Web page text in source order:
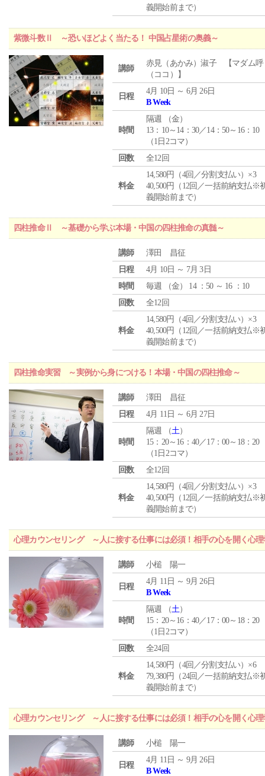
義開始前まで）
紫微斗数Ⅱ ～恐いほどよく当たる！ 中国占星術の奥義～
講師
赤見（あかみ）淑子 【マダム呼
（ココ）】
日程
4月 10日 ～ 6月 26日
B Week
時間
隔週 （金）
13：10～14：30／14：50～16：10
（1日2コマ）
回数
全12回
料金
14,580円（4回／分割支払い）×3
40,500円（12回／一括前納支払※
義開始前まで）
四柱推命Ⅱ ～基礎から学ぶ本場・中国の四柱推命の真髄～
講師
澤田 昌征
日程
4月 10日 ～ 7月 3日
時間
毎週 （金） 14 ：50 ～ 16 ：10
回数
全12回
料金
14,580円（4回／分割支払い）×3
40,500円（12回／一括前納支払※
義開始前まで）
四柱推命実習 ～実例から身につける！本場・中国の四柱推命～
講師
澤田 昌征
日程
4月 11日 ～ 6月 27日
時間
隔週 （土）
15：20～16：40／17：00～18：20
（1日2コマ）
回数
全12回
料金
14,580円（4回／分割支払い）×3
40,500円（12回／一括前納支払※
義開始前まで）
心理カウンセリング ～人に接する仕事には必須！相手の心を開く心理
講師 小槌 陽一
日程
4月 11日 ～ 9月 26日
B Week
時間
隔週 （土）
15：20～16：40／17：00～18：20
（1日2コマ）
回数
全24回
料金
14,580円（4回／分割支払い）×6
79,380円（24回／一括前納支払※
義開始前まで）
心理カウンセリング ～人に接する仕事には必須！相手の心を開く心理
講師 小槌 陽一
日程
4月 11日 ～ 9月 26日
B Week